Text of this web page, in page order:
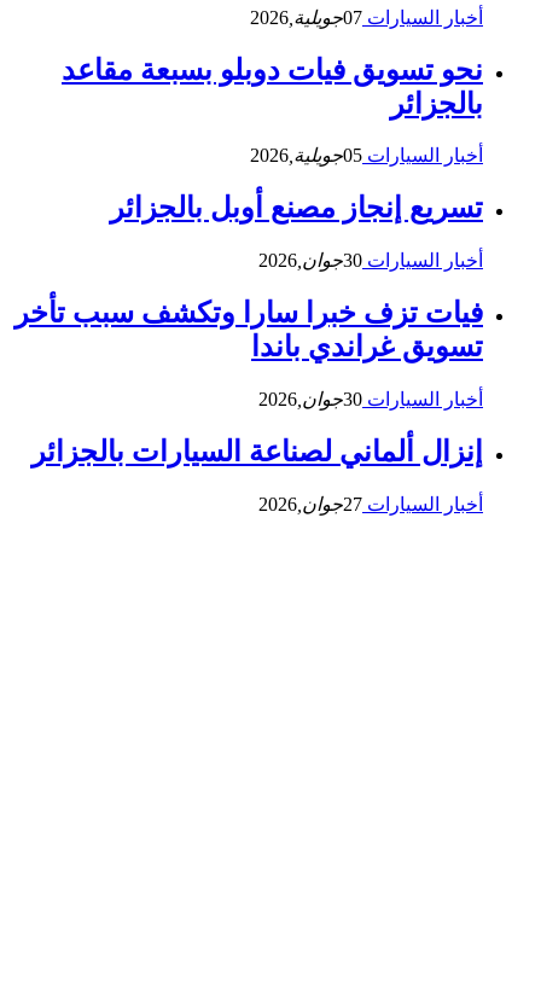
أخبار السيارات 07جويلية, 2026
نحو تسويق فيات دوبلو بسبعة مقاعد
بالجزائر
أخبار السيارات 05جويلية,2026
تسريع إنجاز مصنع أوبل بالجزائر
أخبار السيارات 30جوان, 2026
فيات تزف خبرا سارا وتكشف سبب تأخر
تسويق غراندي باندا
أخبار السيارات 30جوان, 2026
إنزال ألماني لصناعة السيارات بالجزائر
أخبار السيارات 27جوان, 2026